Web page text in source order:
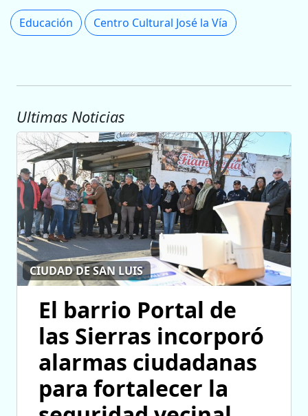
Educación Centro Cultural José la Vía
Ultimas Noticias
CIUDAD DE SAN LUIS
El barrio Portal de
las Sierras incorporó
alarmas ciudadanas
para fortalecer la